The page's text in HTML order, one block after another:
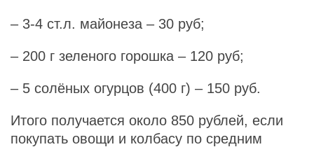
– 3-4 ст.л. майонеза – 30 руб;
– 200 г зеленого горошка – 120 руб;
– 5 солёных огурцов (400 г) – 150 руб.
Итого получается около 850 рублей, если
покупать овощи и колбасу по средним